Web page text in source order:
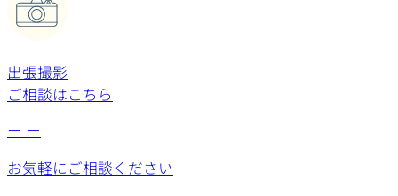
出張撮影
ご相談はこちら
ー ー
お気軽にご相談ください